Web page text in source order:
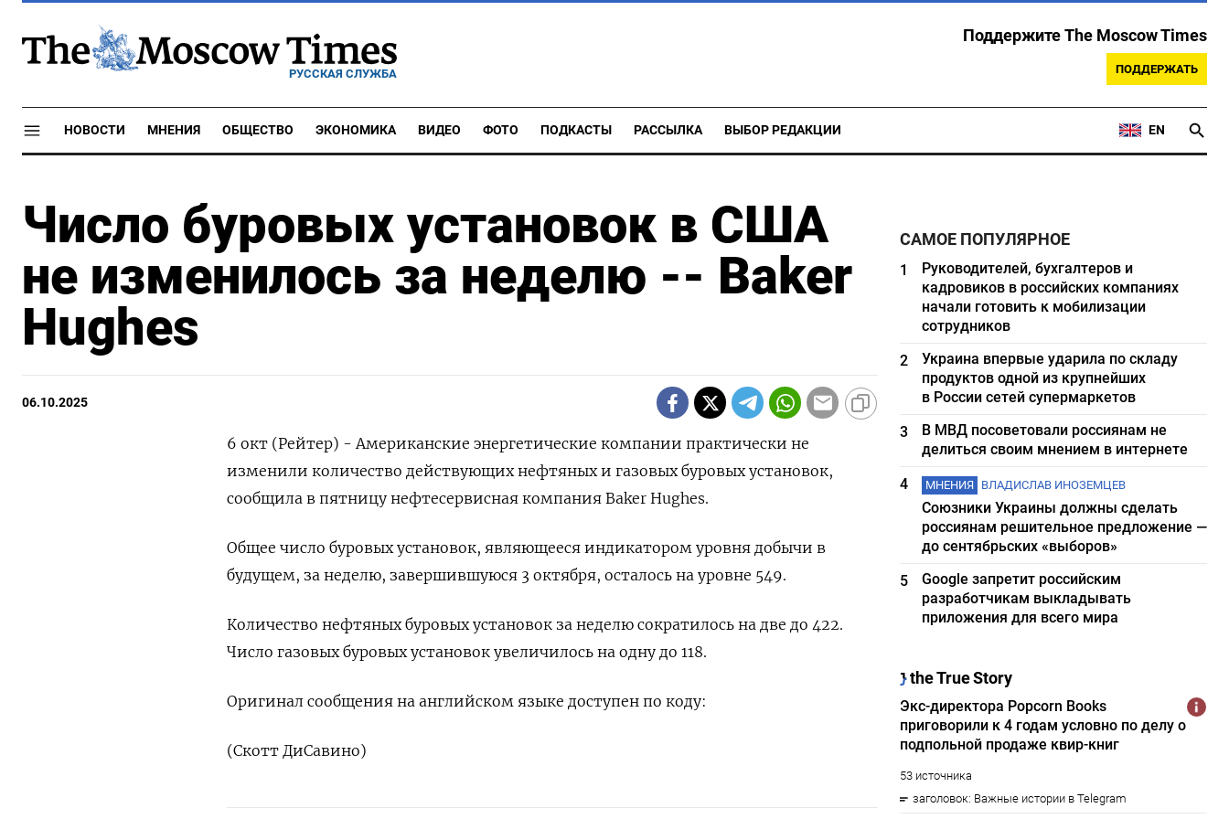
РУССКАЯ СЛУЖБА
Поддержите The Moscow Times
ПОДДЕРЖАТЬ
НОВОСТИ МНЕНИЯ ОБЩЕСТВО ЭКОНОМИКА ВИДЕО ФОТО ПОДКАСТЫ РАССЫЛКА ВЫБОР РЕДАКЦИИ EN
Число буровых установок в США
не изменилось за неделю -- Baker
Hughes
06.10.2025
6 окт (Рейтер) - Американские энергетические компании практически не
изменили количество действующих нефтяных и газовых буровых установок,
сообщила в пятницу нефтесервисная компания Baker Hughes.
Общее число буровых установок, являющееся индикатором уровня добычи в
будущем, за неделю, завершившуюся 3 октября, осталось на уровне 549.
Количество нефтяных буровых установок за неделю сократилось на две до 422.
Число газовых буровых установок увеличилось на одну до 118.
Оригинал сообщения на английском языке доступен по коду:
(Скотт ДиСавино)
САМОЕ ПОПУЛЯРНОЕ
1
Руководителей, бухгалтеров и
кадровиков в российских компаниях
начали готовить к мобилизации
сотрудников
2
Украина впервые ударила по складу
продуктов одной из крупнейших
в России сетей супермаркетов
3
В МВД посоветовали россиянам не
делиться своим мнением в интернете
4
МНЕНИЯ ВЛАДИСЛАВ ИНОЗЕМЦЕВ
Союзники Украины должны сделать
россиянам решительное предложение —
до сентябрьских «выборов»
5
Google запретит российским
разработчикам выкладывать
приложения для всего мира